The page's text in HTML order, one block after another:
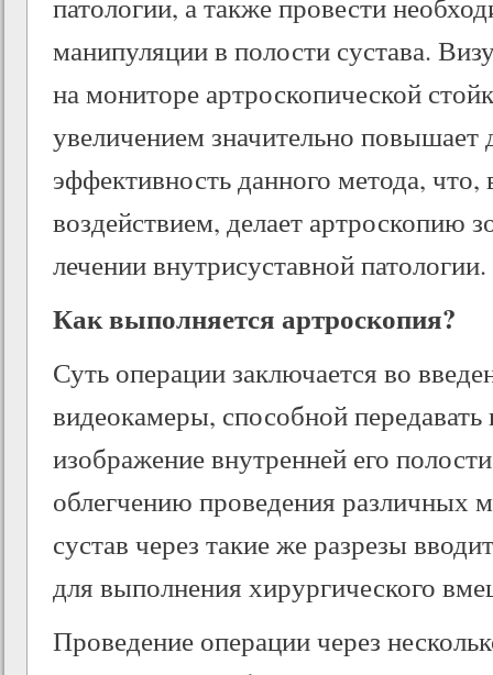
патологии, а также провести
манипуляции в полости сустава.
на мониторе артроскопической
увеличением значительно повышает
эффективность данного метода,
воздействием, делает артроскопию
лечении внутрисуставной патологии.
Как выполняется артроскопия?
Суть операции заключается во
видеокамеры, способной
изображение внутренней его
облегчению проведения различных
сустав через такие же разрезы
для выполнения хирургического
Проведение операции через